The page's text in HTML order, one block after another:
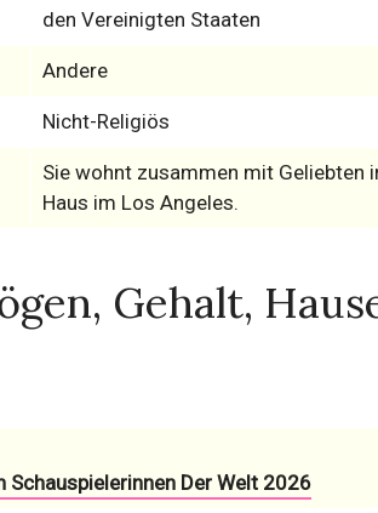
den Vereinigten Staaten
Andere
Nicht-Religiös
Sie wohnt zusammen mit Geliebten
Haus im Los Angeles.
Gehalt,
Schauspielerinnen Der Welt 2026